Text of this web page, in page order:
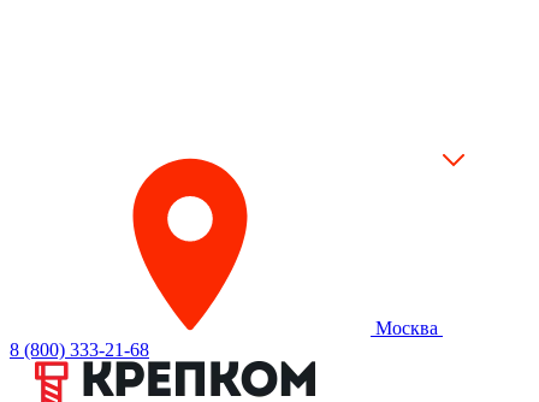
Москва
8 (800) 333-21-68